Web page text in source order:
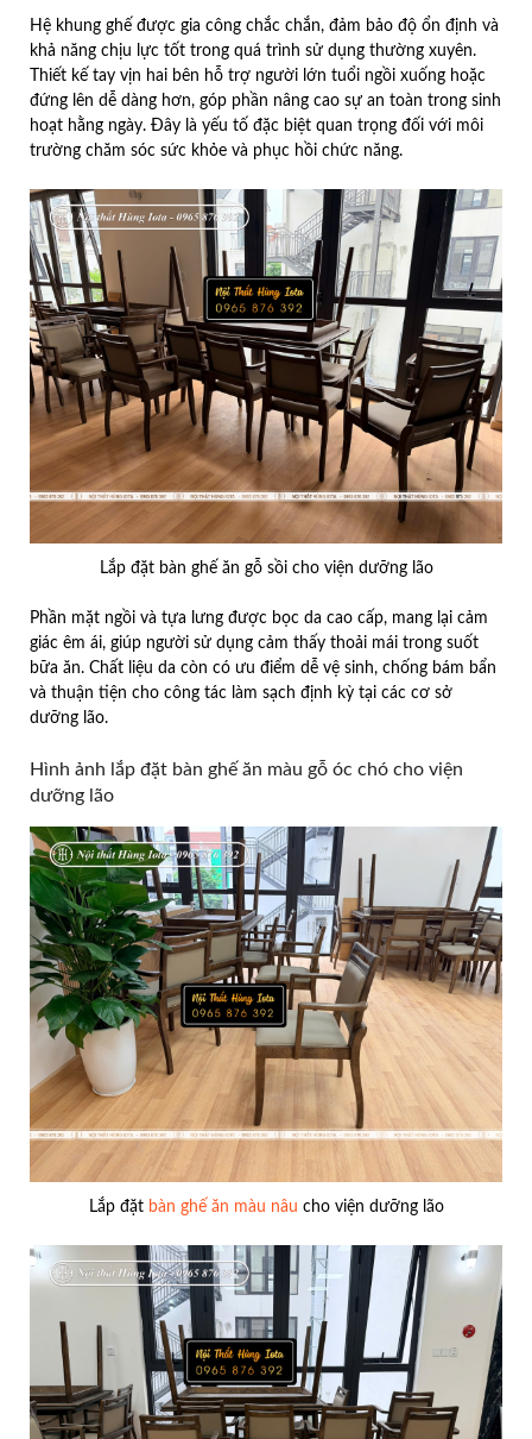
Hệ khung ghế được gia công chắc chắn, đảm bảo độ ổn định và
khả năng chịu lực tốt trong quá trình sử dụng thường xuyên.
Thiết kế tay vịn hai bên hỗ trợ người lớn tuổi ngồi xuống hoặc
đứng lên dễ dàng hơn, góp phần nâng cao sự an toàn trong sinh
hoạt hằng ngày. Đây là yếu tố đặc biệt quan trọng đối với môi
trường chăm sóc sức khỏe và phục hồi chức năng.
Lắp đặt bàn ghế ăn gỗ sồi cho viện dưỡng lão
Phần mặt ngồi và tựa lưng được bọc da cao cấp, mang lại cảm
giác êm ái, giúp người sử dụng cảm thấy thoải mái trong suốt
bữa ăn. Chất liệu da còn có ưu điểm dễ vệ sinh, chống bám bẩn
và thuận tiện cho công tác làm sạch định kỳ tại các cơ sở
dưỡng lão.
Hình ảnh lắp đặt bàn ghế ăn màu gỗ óc chó cho viện
dưỡng lão
Lắp đặt bàn ghế ăn màu nâu cho viện dưỡng lão